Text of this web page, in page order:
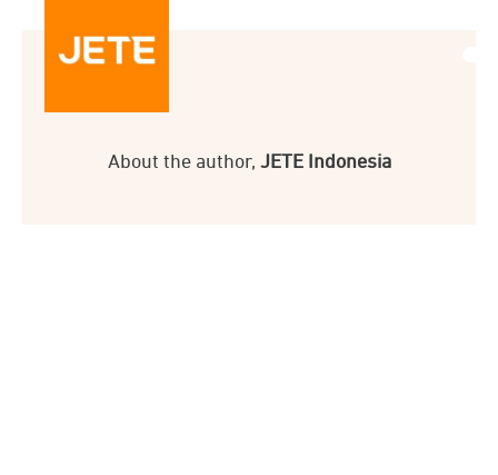
About the author, JETE Indonesia